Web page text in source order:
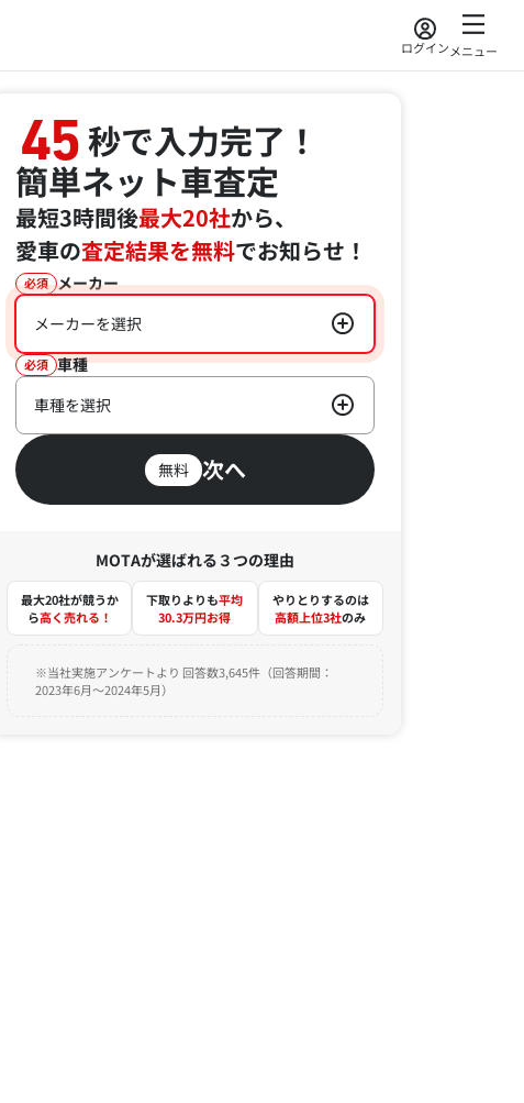
ログインメニュー
45秒で入力完了！
簡単ネット車査定
最短3時間後最大20社から、
愛車の査定結果を無料でお知らせ！
必須 メーカー
メーカーを選択
必須 車種
車種を選択
無料 次へ
MOTAが選ばれる３つの理由
最大20社が競うか
ら高く売れる！
下取りよりも平均
30.3万円お得
やりとりするのは
高額上位3社のみ
※当社実施アンケートより 回答数3,645件（回答期間：
2023年6月～2024年5月）